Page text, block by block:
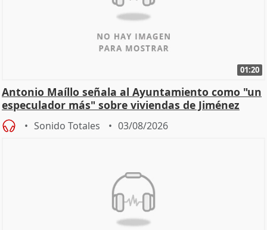
01:20
Antonio Maíllo señala al Ayuntamiento como "un
especulador más" sobre viviendas de Jiménez
Becerril
Sonido Totales 03/08/2026